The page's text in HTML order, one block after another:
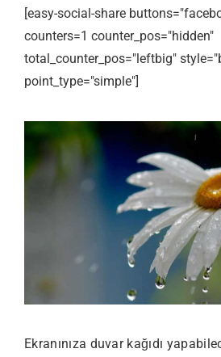
[easy-social-share
counters=1 counter_pos="hidden"
total_counter_pos="leftbig"
point_type="simple"]
Ekranınıza duvar kağıdı